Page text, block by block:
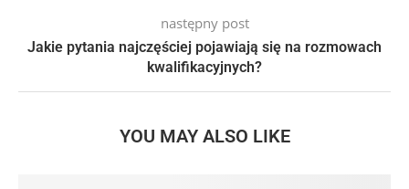
następny post
Jakie pytania najczęściej pojawiają się na rozmowach
kwalifikacyjnych?
YOU MAY ALSO LIKE